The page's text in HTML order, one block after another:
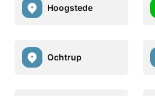
Hoogstede
Ochtrup